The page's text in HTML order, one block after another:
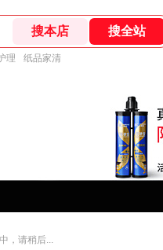
理 纸品家清
，请稍后...